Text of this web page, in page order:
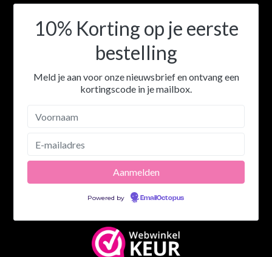
10% Korting op je eerste
bestelling
Meld je aan voor onze nieuwsbrief en ontvang een
kortingscode in je mailbox.
Powered by EmailOctopus